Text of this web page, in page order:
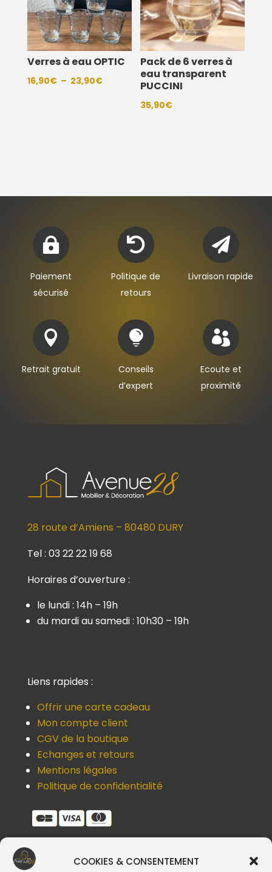
COOKIES & CONSENTEMENT
Verres à eau OPTIC
16,90€ – 23,90€Plage
Pack de 6 verres à
eau transparent
PUCCINI
35,90€

Paiement
sécurisé

Politique de
retours

Livraison rapide

Retrait gratuit

Conseils
d’expert

Ecoute et
proximité
28 route d’Amiens – 80480 DURY
Tel : 03 22 22 19 68
Horaires d’ouverture :
le lundi : 14h – 19h
du mardi au samedi : 10h30 – 19h
Liens rapides :
Offrir une carte cadeau
Mon compte client
CGV de la boutique
Echanges et retours
Mentions légales
Politique de confidentialité